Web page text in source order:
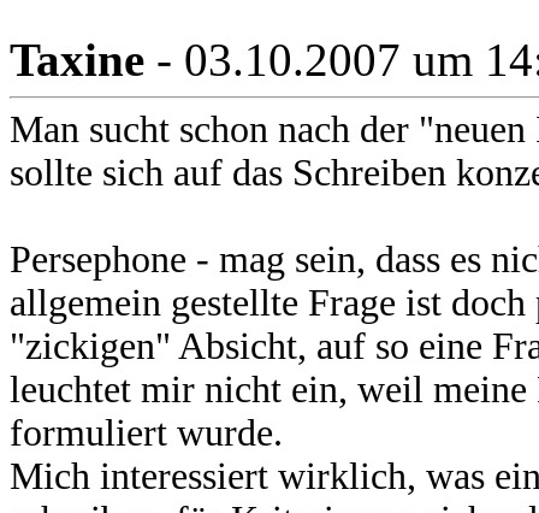
Taxine - 03.10.2007 um
Man sucht schon nach der
sollte sich auf das Schreiben
Persephone - mag sein, dass es
allgemein gestellte Frage ist
"zickigen" Absicht, auf so eine
leuchtet mir nicht ein, weil meine
formuliert wurde.
Mich interessiert wirklich, was